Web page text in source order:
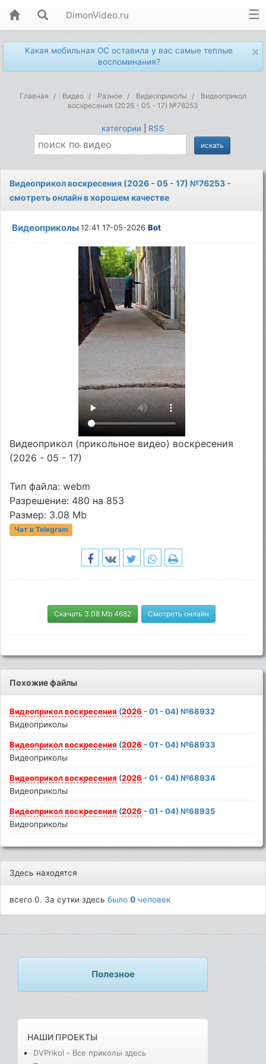
DimonVideo.ru
×
Какая мобильная ОС оставила у вас самые теплые
воспоминания?
Главная Видео Разное Видеоприколы
Видеоприкол
воскресения (2026 - 05 - 17) №76253
категории RSS
Видеоприкол воскресения (2026 - 05 - 17) №76253 -
смотреть онлайн в хорошем качестве
Видеоприколы12:41 17-05-2026Bot
Видеоприкол (прикольное видео) воскресения
(2026 - 05 - 17)
Тип файла: webm
Разрешение: 480 на 853
Размер: 3.08 Mb
Чат в Telegram
Скачать 3.08 Mb 4682 Смотреть онлайн
Похожие файлы
Видеоприкол воскресения (2026 - 01 - 04) №68932
Видеоприколы
Видеоприкол воскресения (2026 - 01 - 04) №68933
Видеоприколы
Видеоприкол воскресения (2026 - 01 - 04) №68934
Видеоприколы
Видеоприкол воскресения (2026 - 01 - 04) №68935
Видеоприколы
Здесь находятся
всего 0. За сутки здесьбыло0 человек
Полезное
НАШИ ПРОЕКТЫ
DVPrikol - Все приколы здесь